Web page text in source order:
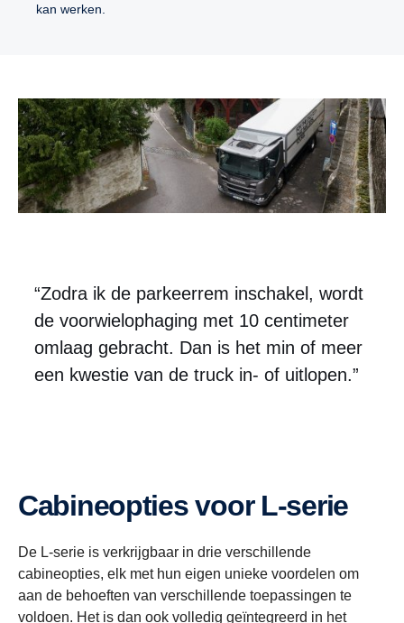
kan werken.
“Zodra ik de parkeerrem inschakel, wordt
de voorwielophaging met 10 centimeter
omlaag gebracht. Dan is het min of meer
een kwestie van de truck in- of uitlopen.”
Cabineopties voor L-serie
De L-serie is verkrijgbaar in drie verschillende
cabineopties, elk met hun eigen unieke voordelen om
aan de behoeften van verschillende toepassingen te
voldoen. Het is dan ook volledig geïntegreerd in het